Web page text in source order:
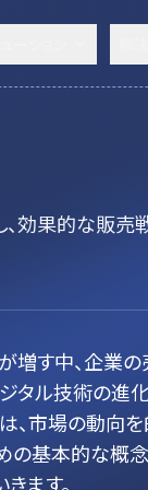
効果的な販売
増す中、企業
ジタル技術の
、市場の動向
の基本的な概
ます。